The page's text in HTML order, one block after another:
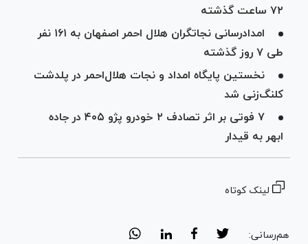
۷۲ ساعت گذشته
امدادرسانی نجاتگران هلال‌ احمر اصفهان به ۱۶۱ نفر
طی ۷ روز گذشته
نخستین پایگاه امداد و نجات هلال‌احمر در پلدشت
کلنگ‌زنی شد
۷ فوتی بر اثر تصادف ۲ خودرو پژو ۴۰۵ در جاده
ابهر به قیدار
لینک کوتاه
هم‌رسانی: